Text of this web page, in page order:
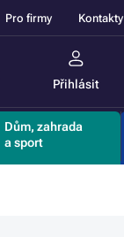
Pro firmy Kontakty
Přihlásit
Dům, zahrada
a sport